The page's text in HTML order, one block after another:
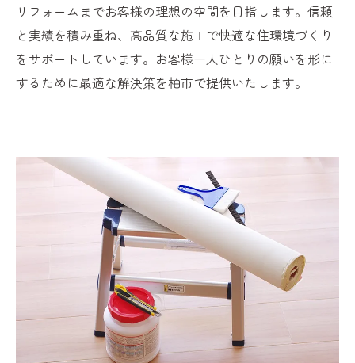
リフォームまでお客様の理想の空間を目指します。信頼
と実績を積み重ね、高品質な施工で快適な住環境づくり
をサポートしています。お客様一人ひとりの願いを形に
するために最適な解決策を柏市で提供いたします。